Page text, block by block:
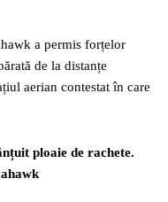
a permis forțelor
de la distanțe
aerian contestat în care
ploaie de rachete.